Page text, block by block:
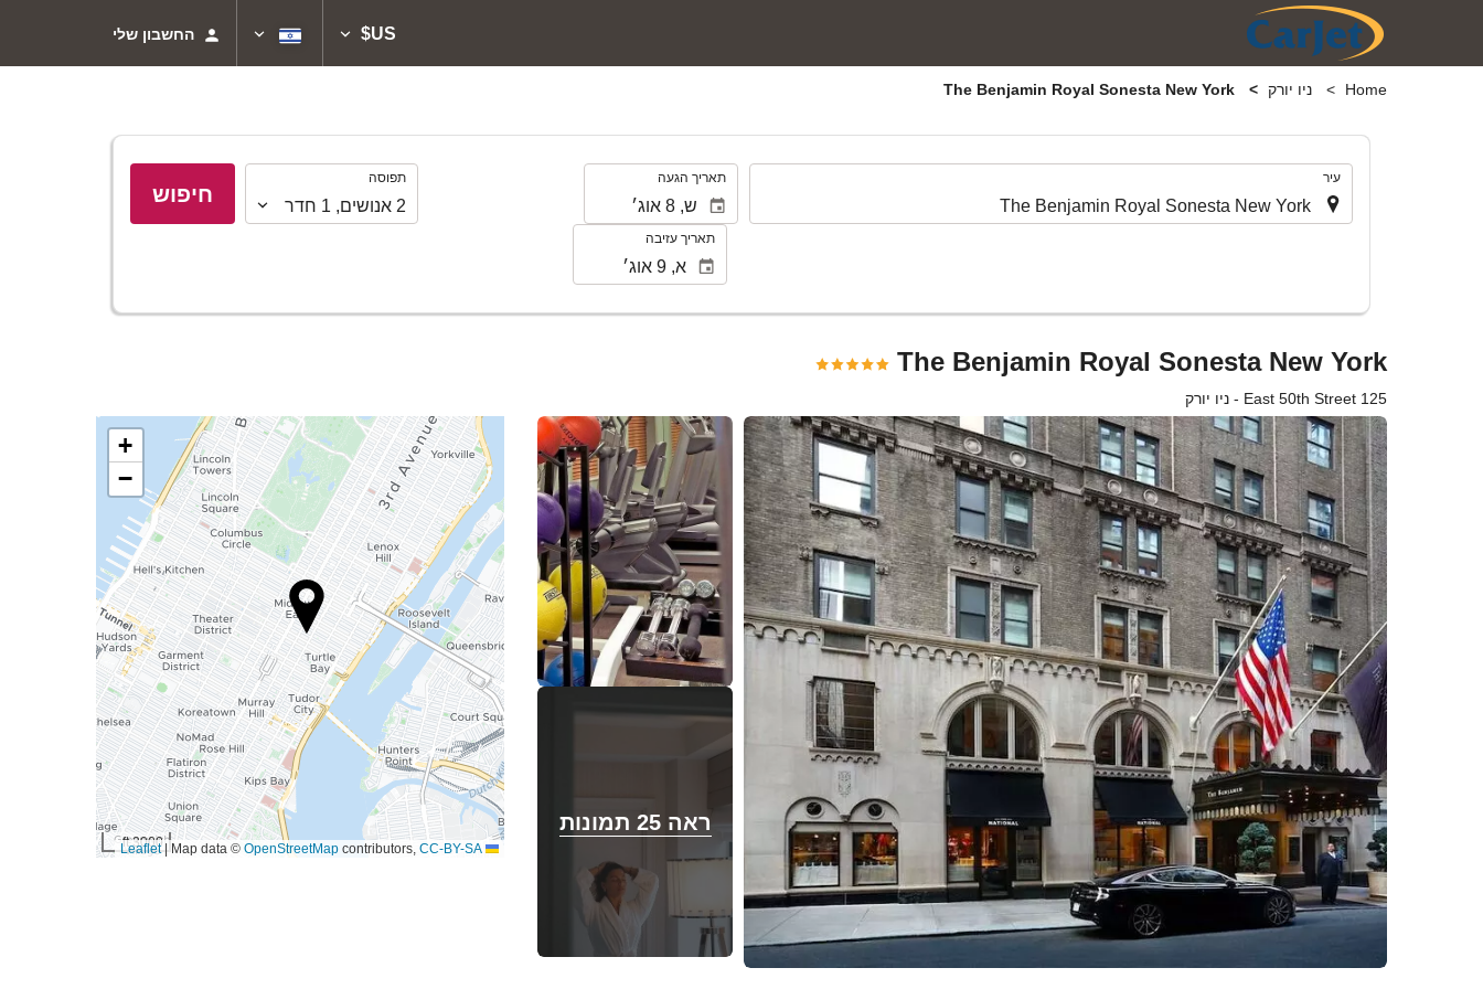
US$ החשבון שלי
Home ניו יורק
עיר תאריך הגעה
תאריך עזיבה
תפוסה
תפוסה
2 אנושים,
1 חדר חיפוש
The Benjamin Royal Sonesta New York
125 East 50th Street - ניו יורק
ראה 25 תמונות
ראה 25 תמונות
+
−
3000 ft|Map data © OpenStreetMap contributors, CC-BY-SA